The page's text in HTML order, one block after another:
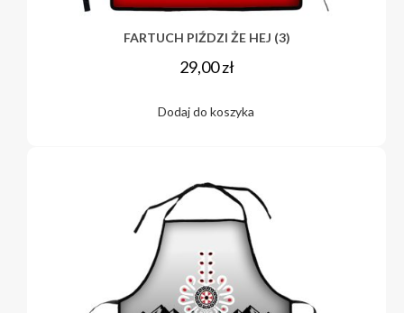
FARTUCH PIŹDZI ŻE HEJ (3)
29,00zł
Dodaj do koszyka